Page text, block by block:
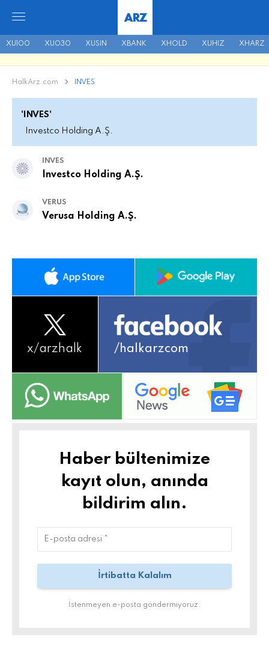
XU100 XU030 XUSIN XBANK XHOLD XUHIZ XHARZ
ARZ
HalkArz.com INVES
'INVES'
Investco Holding A.Ş.
INVES
Investco Holding A.Ş.
VERUS
Verusa Holding A.Ş.
x/arzhalk /halkarzcom
Haber bültenimize
kayıt olun, anında
bildirim alın.
İstenmeyen e-posta göndermiyoruz.